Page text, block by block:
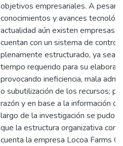
objetivos empresariales. A pesar
conocimientos y avances
actualidad aún existen empresas
cuentan con un sistema de control
plenamente estructurado, ya sea
tiempo requerido para su
provocando ineficiencia, mala
o subutilización de los recursos;
razón y en base a la información
largo de la investigación se pudo
que la estructura organizativa con
cuenta la empresa Locoa Farms